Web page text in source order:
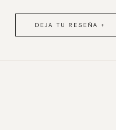
DEJA TU RESEÑA +